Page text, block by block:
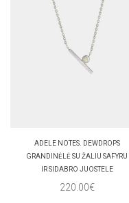
ADELE NOTES. DEWDROPS
GRANDINĖLĖ SU ŽALIU SAFYRU
IR SIDABRO JUOSTELE
220.00€